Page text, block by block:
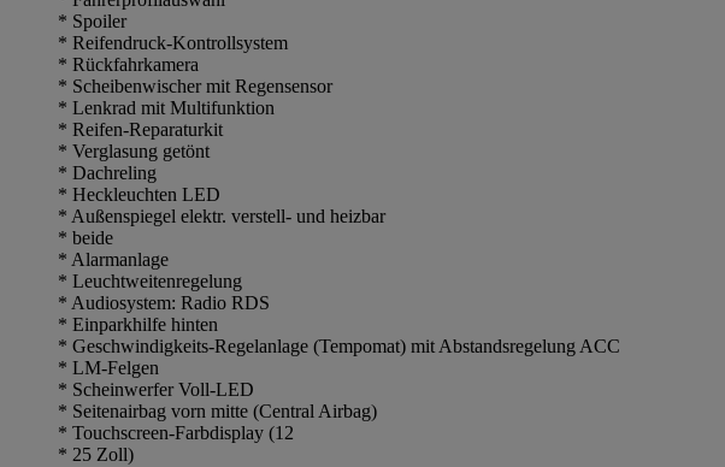
* Spoiler
* Reifendruck-Kontrollsystem
* Rückfahrkamera
* Scheibenwischer mit Regensensor
* Lenkrad mit Multifunktion
* Reifen-Reparaturkit
* Verglasung getönt
* Dachreling
* Heckleuchten LED
* Außenspiegel elektr. verstell- und heizbar
* beide
* Alarmanlage
* Leuchtweitenregelung
* Audiosystem: Radio RDS
* Einparkhilfe hinten
* Geschwindigkeits-Regelanlage (Tempomat) mit Abstandsregelung ACC
* LM-Felgen
* Scheinwerfer Voll-LED
* Seitenairbag vorn mitte (Central Airbag)
* Touchscreen-Farbdisplay (12
* 25 Zoll)